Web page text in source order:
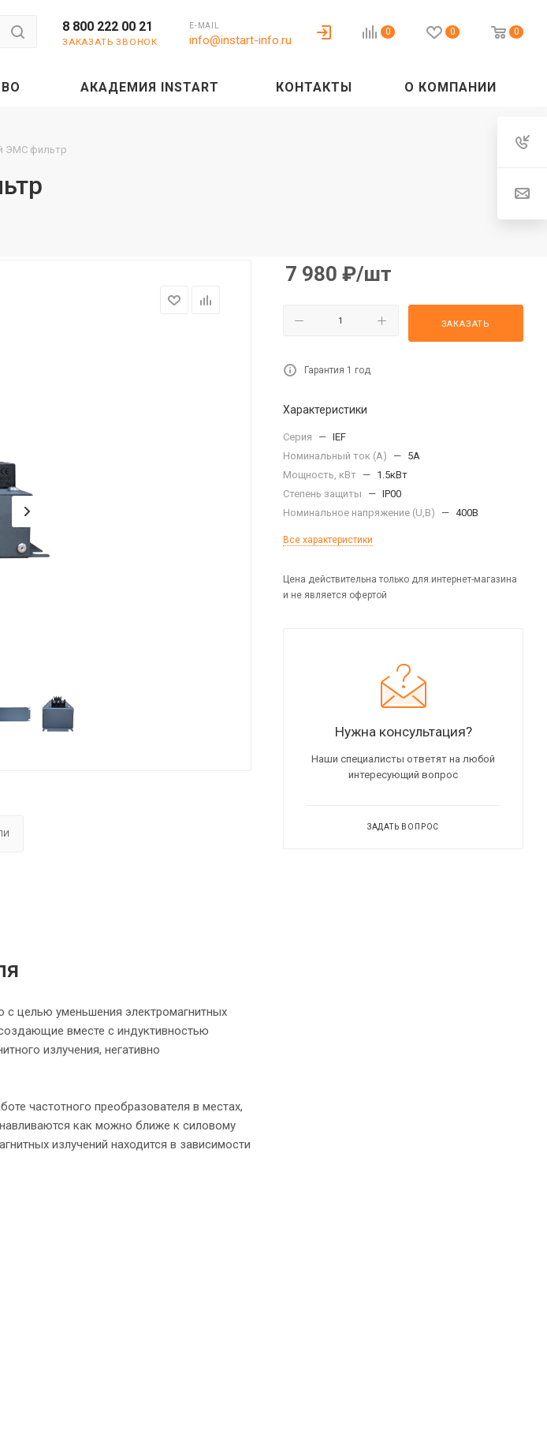
8 800 222 00 21
ЗАКАЗАТЬ ЗВОНОК
E-MAIL
info@instart-info.ru
0 0 0
АКАДЕМИЯ INSTART КОНТАКТЫ О КОМПАНИИ
ЭМС фильтр
целью уменьшения электромагнитных
вместе с индуктивностью
излучения, негативно
частотного преобразователя в местах,
как можно ближе к силовому
излучений находится в зависимости
7 980 ₽/шт
ЗАКАЗАТЬ
Гарантия 1 год
Характеристики
Серия — IEF
Номинальный ток (А)
— 5А
Мощность, кВт — 1.5кВт
Степень защиты
— IP00
Номинальное напряжение (U,B)
— 400В
Все характеристики
Цена действительна только для интернет-магазина
и не является офертой
Нужна консультация?
Наши специалисты ответят на любой
интересующий вопрос
ЗАДАТЬ ВОПРОС